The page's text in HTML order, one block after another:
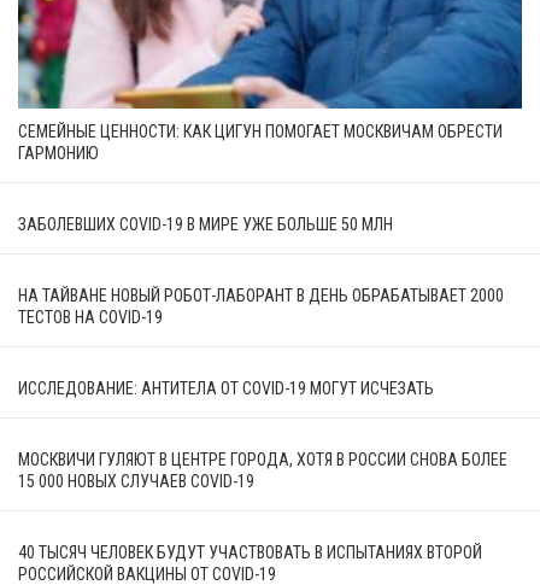
СЕМЕЙНЫЕ ЦЕННОСТИ: КАК ЦИГУН ПОМОГАЕТ МОСКВИЧАМ ОБРЕСТИ
ГАРМОНИЮ
ЗАБОЛЕВШИХ COVID-19 В МИРЕ УЖЕ БОЛЬШЕ 50 МЛН
НА ТАЙВАНЕ НОВЫЙ РОБОТ-ЛАБОРАНТ В ДЕНЬ ОБРАБАТЫВАЕТ 2000
ТЕСТОВ НА COVID-19
ИССЛЕДОВАНИЕ: АНТИТЕЛА ОТ COVID-19 МОГУТ ИСЧЕЗАТЬ
МОСКВИЧИ ГУЛЯЮТ В ЦЕНТРЕ ГОРОДА, ХОТЯ В РОССИИ СНОВА БОЛЕЕ
15 000 НОВЫХ СЛУЧАЕВ COVID-19
40 ТЫСЯЧ ЧЕЛОВЕК БУДУТ УЧАСТВОВАТЬ В ИСПЫТАНИЯХ ВТОРОЙ
РОССИЙСКОЙ ВАКЦИНЫ ОТ COVID-19